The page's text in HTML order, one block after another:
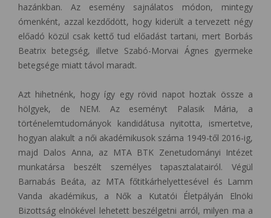
hazánkban. Az esemény sajnálatos módon, mintegy
ómenként, azzal kezdődött, hogy kiderült a tervezett négy
előadó közül csak kettő tud előadást tartani, mert Borbás
Beatrix betegség, illetve Szabó-Morvai Ágnes gyermeke
betegsége miatt távol maradt.
Azt hihetnénk, hogy így egy rövid napot hoztak össze a
hölgyek, de NEM. Az eseményt Palasik Mária, a
történelemtudományok kandidátusa nyitotta, ismertetve,
hogyan alakult a női akadémikusok száma 1949-től 2016-ig,
majd Dalos Anna, az MTA BTK Zenetudományi Intézet
munkatársa beszélt személyes tapasztalatairól. Végül
Barnabás Beáta, az MTA főtitkárhelyettesével és Lamm
Vanda akadémikus, a Nők a Kutatói Életpályán Elnöki
Bizottság elnökével lehetett beszélgetni arról, milyen ma a